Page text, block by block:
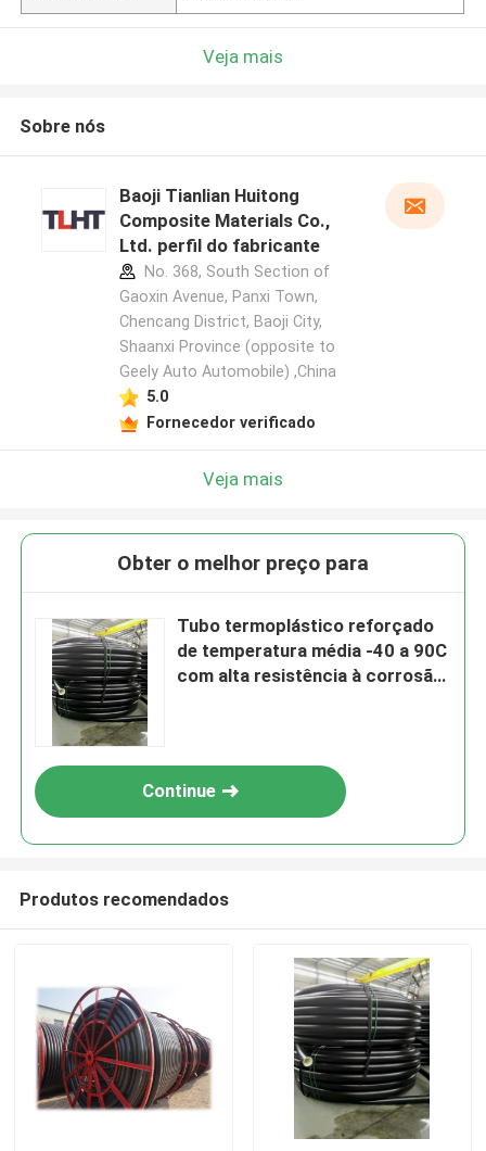
Veja mais
Sobre nós
Baoji Tianlian Huitong
Composite Materials Co.,
Ltd. perfil do fabricante
No. 368, South Section of
Gaoxin Avenue, Panxi Town,
Chencang District, Baoji City,
Shaanxi Province (opposite to
Geely Auto Automobile) ,China
5.0
Fornecedor verificado
Veja mais
Obter o melhor preço para
Tubo termoplástico reforçado
de temperatura média -40 a 90C
com alta resistência à corrosão
Continue
Produtos recomendados